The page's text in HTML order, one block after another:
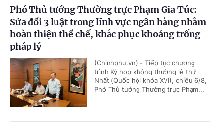
Phó Thủ tướng Thường trực Phạm Gia Túc:
Sửa đổi 3 luật trong lĩnh vực ngân hàng nhằm
hoàn thiện thể chế, khắc phục khoảng trống
pháp lý
(Chinhphu.vn) - Tiếp tục chương
trình Kỳ họp không thường lệ thứ
Nhất (Quốc hội khóa XVI), chiều 6/8,
Phó Thủ tướng Thường trực Phạm...